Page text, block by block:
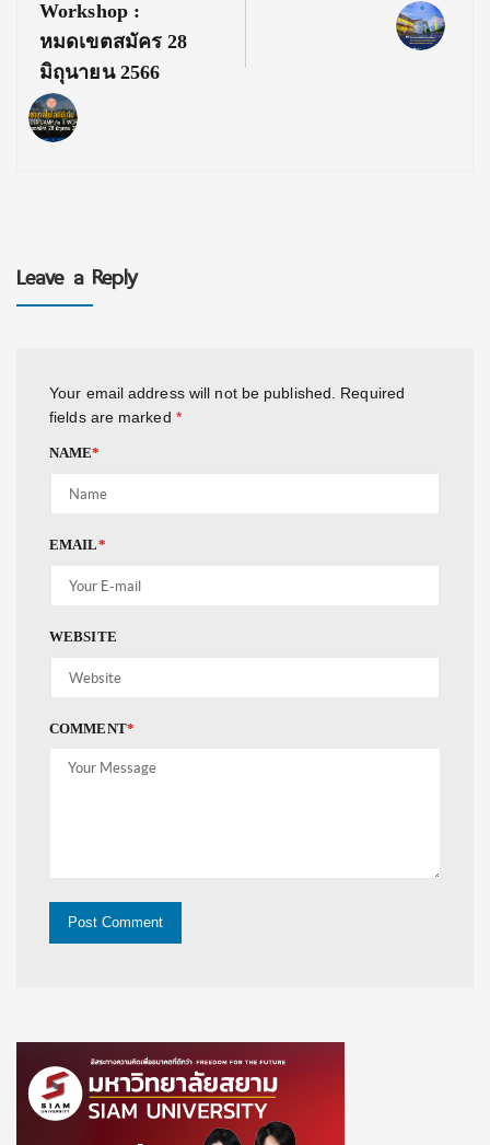
Workshop :
หมดเขตสมัคร 28
มิถุนายน 2566
Leave a Reply
Your email address will not be published.
Required
fields are marked *
NAME*
EMAIL*
WEBSITE
COMMENT*